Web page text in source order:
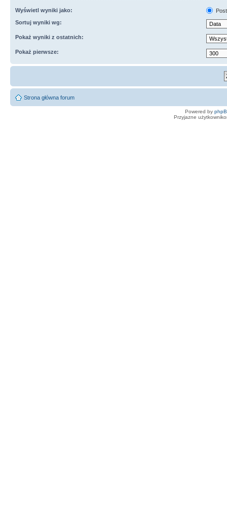
Wyświetl wyniki jako:
Sortuj wyniki wg:
Pokaż wyniki z ostatnich:
Pokaż pierwsze:
Strona główna forum
Powered by
Przyjazne